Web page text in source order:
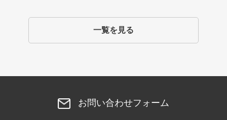
一覧を見る
お問い合わせフォーム